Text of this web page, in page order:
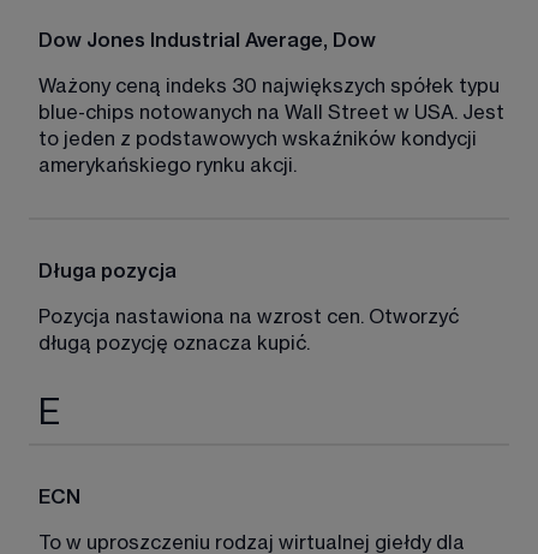
Dow Jones Industrial Average, Dow
Ważony ceną indeks 30 największych spółek typu
blue-chips notowanych na Wall Street w USA. Jest
to jeden z podstawowych wskaźników kondycji
amerykańskiego rynku akcji.
Długa pozycja
Pozycja nastawiona na wzrost cen. Otworzyć
długą pozycję oznacza kupić.
E
ECN
To w uproszczeniu rodzaj wirtualnej giełdy dla